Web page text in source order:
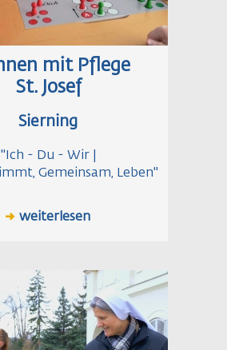
mit Pflege
St. Josef
Sierning
"Ich - Du - Wir |
Gemeinsam, Leben"
weiterlesen